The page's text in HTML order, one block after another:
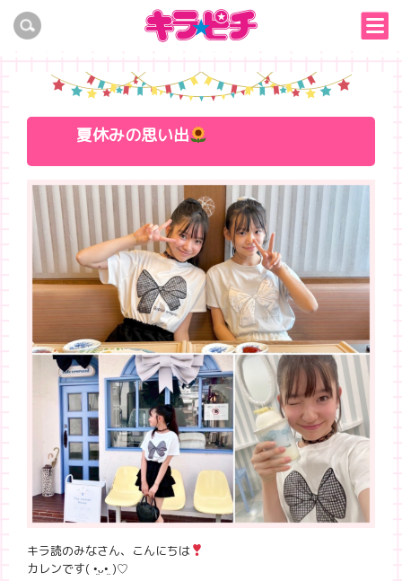
夏休みの思い出
キラ読のみなさん、こんにちは
カレンです( •̤ᴗ•̤ )♡